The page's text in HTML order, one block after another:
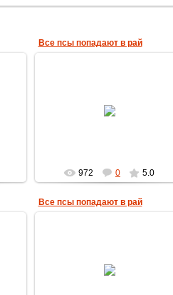
Все псы попадают в рай
972 0 5.0
Все псы попадают в рай